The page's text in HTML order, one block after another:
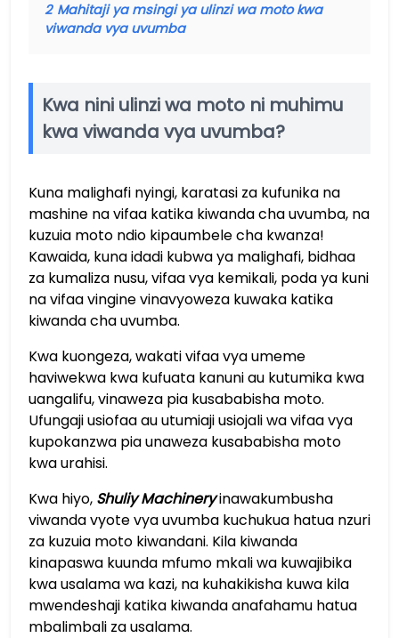
2 Mahitaji ya msingi ya ulinzi wa moto kwa
viwanda vya uvumba
Kwa nini ulinzi wa moto ni muhimu
kwa viwanda vya uvumba?
Kuna malighafi nyingi, karatasi za kufunika na
mashine na vifaa katika kiwanda cha uvumba, na
kuzuia moto ndio kipaumbele cha kwanza!
Kawaida, kuna idadi kubwa ya malighafi, bidhaa
za kumaliza nusu, vifaa vya kemikali, poda ya kuni
na vifaa vingine vinavyoweza kuwaka katika
kiwanda cha uvumba.
Kwa kuongeza, wakati vifaa vya umeme
haviwekwa kwa kufuata kanuni au kutumika kwa
uangalifu, vinaweza pia kusababisha moto.
Ufungaji usiofaa au utumiaji usiojali wa vifaa vya
kupokanzwa pia unaweza kusababisha moto
kwa urahisi.
Kwa hiyo, Shuliy Machineryinawakumbusha
viwanda vyote vya uvumba kuchukua hatua nzuri
za kuzuia moto kiwandani. Kila kiwanda
kinapaswa kuunda mfumo mkali wa kuwajibika
kwa usalama wa kazi, na kuhakikisha kuwa kila
mwendeshaji katika kiwanda anafahamu hatua
mbalimbali za usalama.